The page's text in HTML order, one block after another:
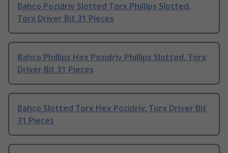
Bahco Pozidriv Slotted Torx Phillips Slotted,
Torx Driver Bit 31 Pieces
Bahco Phillips Hex Pozidriv Phillips Slotted, Torx
Driver Bit 31 Pieces
Bahco Slotted Torx Hex Pozidriv, Torx Driver Bit
31 Pieces